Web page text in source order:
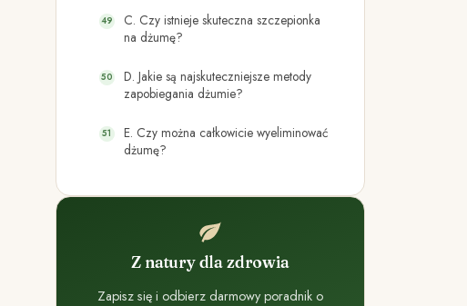
C. Czy istnieje skuteczna szczepionka
na dżumę?
D. Jakie są najskuteczniejsze metody
zapobiegania dżumie?
E. Czy można całkowicie wyeliminować
dżumę?
Z natury dla zdrowia
Zapisz się i odbierz darmowy poradnik o